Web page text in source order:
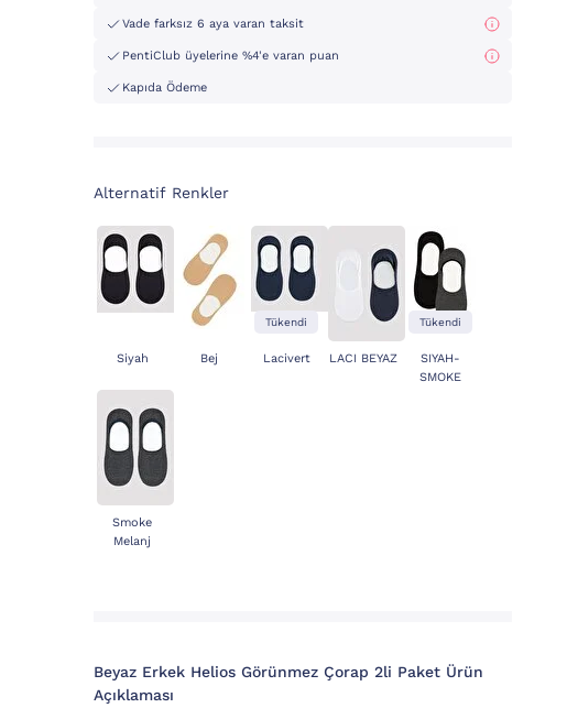
Vade farksız 6 aya varan taksit
PentiClub üyelerine %4'e varan puan
Kapıda Ödeme
Alternatif Renkler
Siyah Bej
Tükendi
Lacivert LACI BEYAZ
Tükendi
SIYAH-
SMOKE
Smoke
Melanj
Beyaz Erkek Helios Görünmez Çorap 2li Paket Ürün
Açıklaması